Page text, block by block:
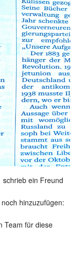
schrieb ein Freund
hinzuzufügen:
Team für diese